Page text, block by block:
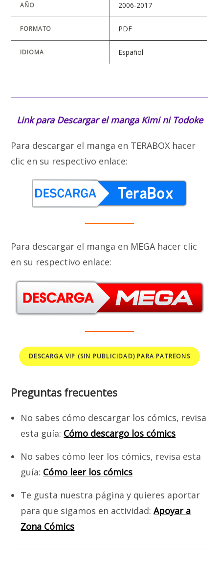
AÑO 2006-2017
FORMATO PDF
IDIOMA Español
Link para Descargar el manga Kimi ni Todoke
Para descargar el manga en TERABOX hacer
clic en su respectivo enlace:
Para descargar el manga en MEGA hacer clic
en su respectivo enlace:
DESCARGA VIP (SIN PUBLICIDAD) PARA PATREONS
Preguntas frecuentes
No sabes cómo descargar los cómics, revisa
esta guía: Cómo descargo los cómics
No sabes cómo leer los cómics, revisa esta
guía: Cómo leer los cómics
Te gusta nuestra página y quieres aportar
para que sigamos en actividad:Apoyar a
Zona Cómics